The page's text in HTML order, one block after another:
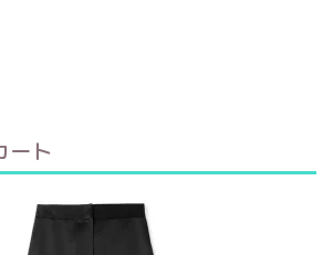
ート